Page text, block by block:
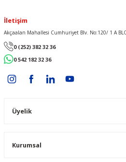
İletişim
Akçaalan Mahallesi Cumhuriyet Blv. No:120/ 1 A
0 (252) 382 32 36
0 542 182 32 36
Üyelik
Kurumsal